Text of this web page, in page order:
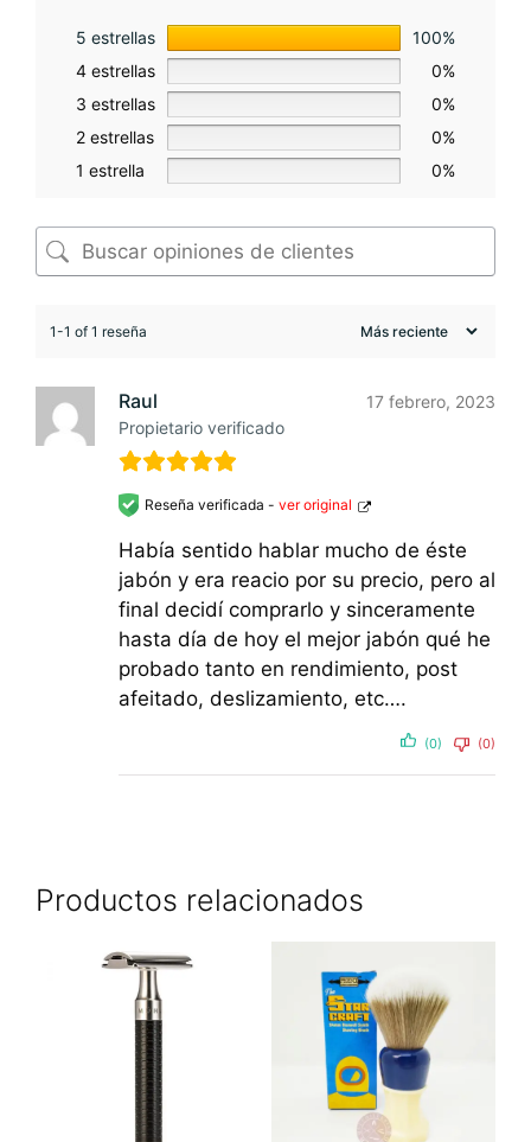
5 estrellas
100%
4 estrellas
0%
3 estrellas
0%
2 estrellas
0%
1 estrella
0%
1-1 of 1 reseña
Raul
Propietario verificado
17 febrero, 2023
Reseña verificada - ver original
Había sentido hablar mucho de éste
jabón y era reacio por su precio, pero al
final decidí comprarlo y sinceramente
hasta día de hoy el mejor jabón qué he
probado tanto en rendimiento, post
afeitado, deslizamiento, etc….
(0) (0)
Productos relacionados